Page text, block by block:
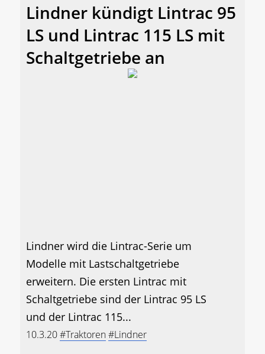
Lindner kündigt Lintrac 95
LS und Lintrac 115 LS mit
Schaltgetriebe an
Lindner wird die Lintrac-Serie um
Modelle mit Lastschaltgetriebe
erweitern. Die ersten Lintrac mit
Schaltgetriebe sind der Lintrac 95 LS
und der Lintrac 115...
10.3.20#Traktoren#Lindner